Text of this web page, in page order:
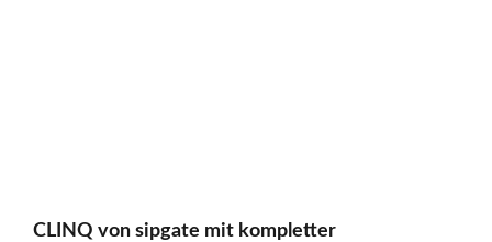
CLINQ von sipgate mit kompletter